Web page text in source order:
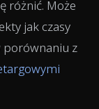
różnić. Może
jak czasy
porównaniu z